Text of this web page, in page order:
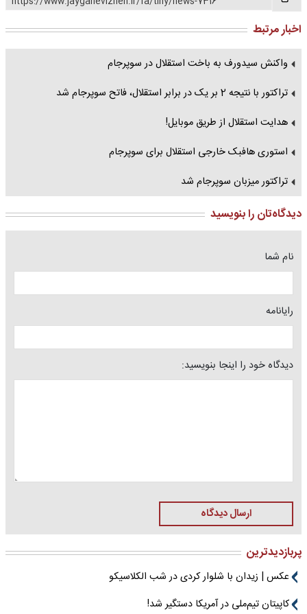
اخبار مرتبط
واکنش سیدورف به باخت استقلال در سوپرجام
تراکتور با نتیجه 2 بر یک در برابر استقلال، فاتح سوپرجام شد
هدایت استقلال از طریق موبایل!
استوری هافبک خارجی استقلال برای سوپرجام
تراکتور میزبان سوپرجام شد
دیدگاه‌تان را بنویسید
نام شما
رایانامه
دیدگاه خود را اینجا بنویسید:
ارسال دیدگاه
پربازدیدترین
عکس | زیدان با شلوار کردی در شب الکلاسیکو
کاپیتان تیم‌ملی در آمریکا دستگیر شد!